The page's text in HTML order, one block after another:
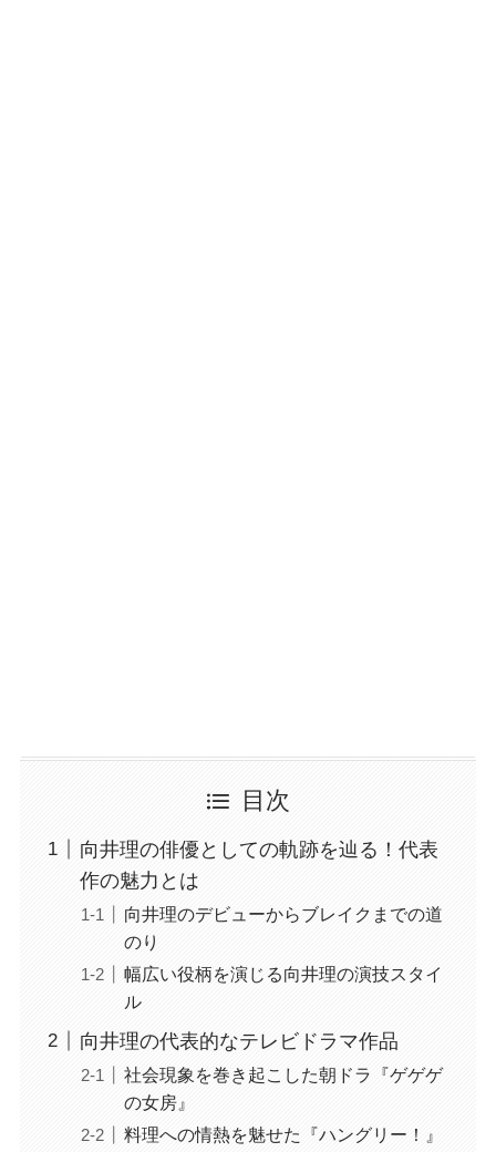
目次
向井理の俳優としての軌跡を辿る！代表
作の魅力とは
向井理のデビューからブレイクまでの道
のり
幅広い役柄を演じる向井理の演技スタイ
ル
向井理の代表的なテレビドラマ作品
社会現象を巻き起こした朝ドラ『ゲゲゲ
の女房』
料理への情熱を魅せた『ハングリー！』